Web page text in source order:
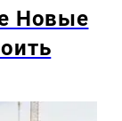
Новые